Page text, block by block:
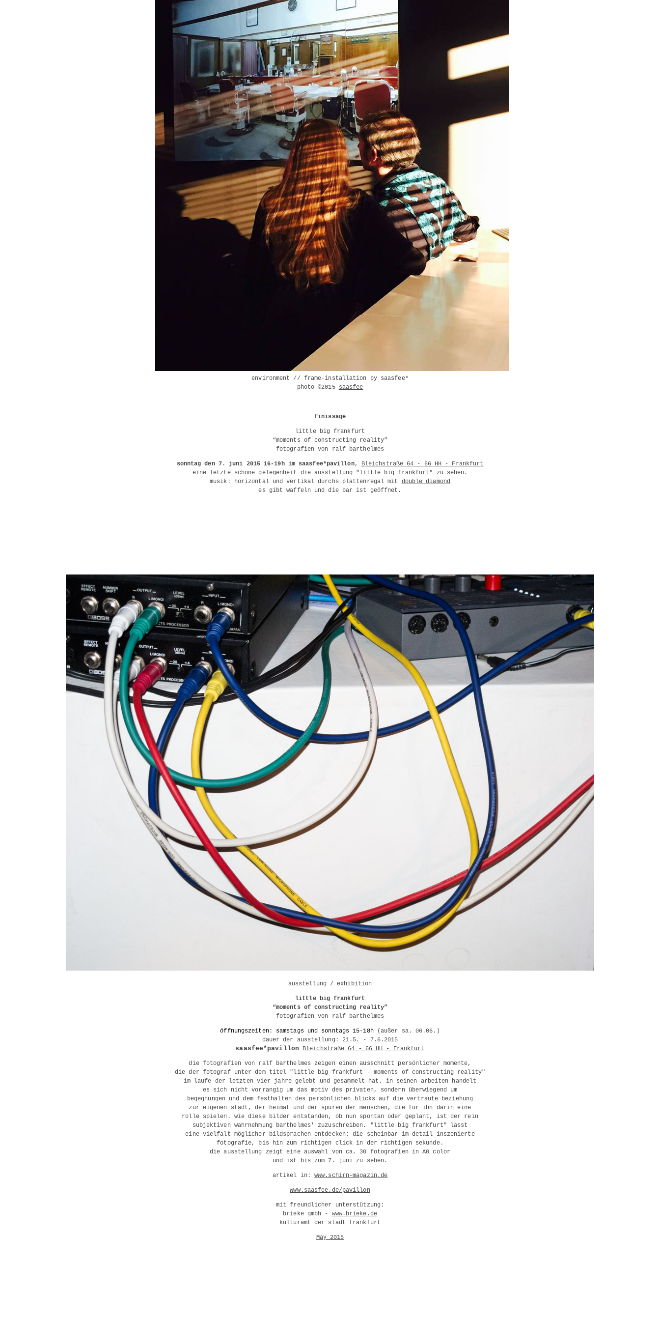
environment // frame-installation by saasfee*
photo ©2015 saasfee
finissage
little big frankfurt
“moments of constructing reality”
fotografien von ralf barthelmes
sonntag den 7. juni 2015 16-19h im saasfee*pavillon, Bleichstraße 64 - 66 HH - Frankfurt
eine letzte schöne gelegenheit die ausstellung "little big frankfurt" zu sehen.
musik: horizontal und vertikal durchs plattenregal mit double diamond
es gibt waffeln und die bar ist geöffnet.
ausstellung / exhibition
little big frankfurt
“moments of constructing reality”
fotografien von ralf barthelmes
öffnungszeiten: samstags und sonntags 15-18h(außer sa. 06.06.)
dauer der ausstellung: 21.5. - 7.6.2015
saasfee*pavillon Bleichstraße 64 - 66 HH - Frankfurt
die fotografien von ralf barthelmes zeigen einen ausschnitt persönlicher momente,
die der fotograf unter dem titel "little big frankfurt - moments of constructing reality"
im laufe der letzten vier jahre gelebt und gesammelt hat. in seinen arbeiten handelt
es sich nicht vorrangig um das motiv des privaten, sondern überwiegend um
begegnungen und dem festhalten des persönlichen blicks auf die vertraute beziehung
zur eigenen stadt, der heimat und der spuren der menschen, die für ihn darin eine
rolle spielen. wie diese bilder entstanden, ob nun spontan oder geplant, ist der rein
subjektiven wahrnehmung barthelmes' zuzuschreiben. "little big frankfurt" lässt
eine vielfalt möglicher bildsprachen entdecken: die scheinbar im detail inszenierte
fotografie, bis hin zum richtigen click in der richtigen sekunde.
die ausstellung zeigt eine auswahl von ca. 30 fotografien in A0 color
und ist bis zum 7. juni zu sehen.
artikel in:www.schirn-magazin.de
www.saasfee.de/pavillon
mit freundlicher unterstützung:
brieke gmbh - www.brieke.de
kulturamt der stadt frankfurt
May 2015